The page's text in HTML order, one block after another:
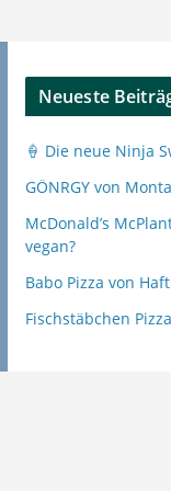
Neueste
🍦 Die neue Ninja
GÖNRGY von
McDonald’s
vegan?
Babo Pizza von
Fischstäbchen